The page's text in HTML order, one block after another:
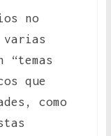
no
“temas
que
como